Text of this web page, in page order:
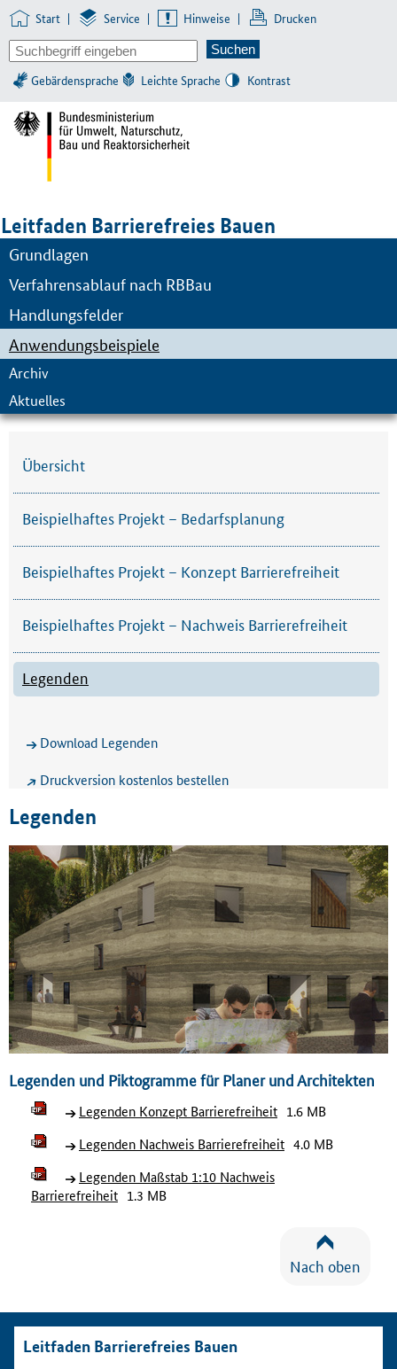
Start | Service | Hinweise | Drucken
Gebärdensprache Leichte Sprache Kontrast
Leitfaden Barrierefreies Bauen
Grundlagen
Verfahrensablauf nach RBBau
Handlungsfelder
Anwendungsbeispiele
Archiv
Aktuelles
Übersicht
Beispielhaftes Projekt – Bedarfsplanung
Beispielhaftes Projekt – Konzept Barrierefreiheit
Beispielhaftes Projekt – Nachweis Barrierefreiheit
Legenden
Download Legenden
Druckversion kostenlos bestellen
Legenden
Legenden und Piktogramme für Planer und Architekten
Legenden Konzept Barrierefreiheit 1.6 MB
Legenden Nachweis Barrierefreiheit 4.0 MB
Legenden Maßstab 1:10 Nachweis
Barrierefreiheit 1.3 MB
Nach oben
Leitfaden Barrierefreies Bauen